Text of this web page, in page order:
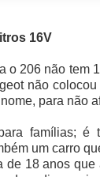
16V
o 206 não tem
não
para não
famílias; é
um carro
de 18 anos